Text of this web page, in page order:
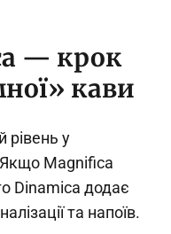
— крок
кави
рівень у
Magnifica
Dinamica додає
та напоїв.